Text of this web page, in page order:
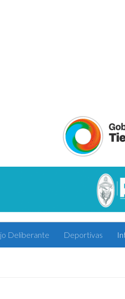
Deliberante Deportivas